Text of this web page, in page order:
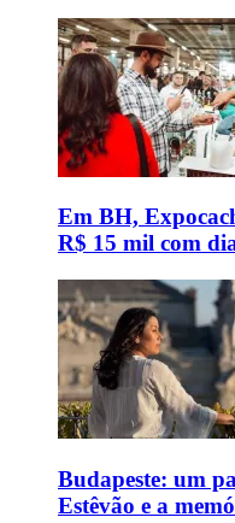
Em BH,
R$ 15 mil com
Budapeste: um
Estêvão e a